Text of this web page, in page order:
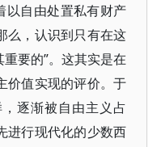
以自由处置私有财产
么，认识到只有在这
要的”。这其实是在
价值实现的评价。于
逐渐被自由主义占
进行现代化的少数西